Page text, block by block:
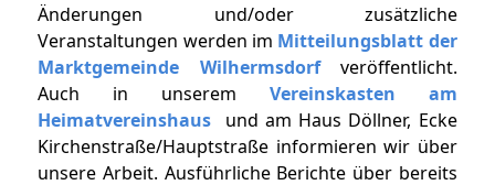
Änderungen und/oder zusätzliche
Veranstaltungen werden im Mitteilungsblatt der
Marktgemeinde Wilhermsdorf veröffentlicht.
Auch in unserem Vereinskasten am
Heimatvereinshaus
und am Haus Döllner, Ecke
Kirchenstraße/Hauptstraße informieren wir über
unsere Arbeit. Ausführliche Berichte über bereits